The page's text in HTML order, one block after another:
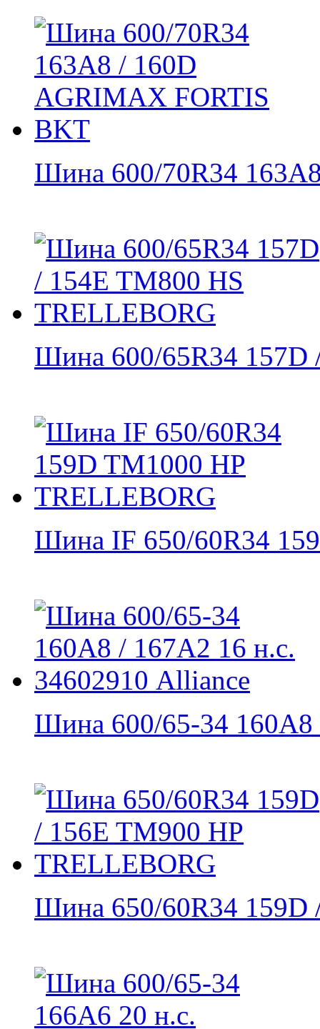
Шина 600/70R34
Шина 600/65R34 157D
Шина IF 650/60R34
Шина 600/65-34 160A8
Шина 650/60R34 159D